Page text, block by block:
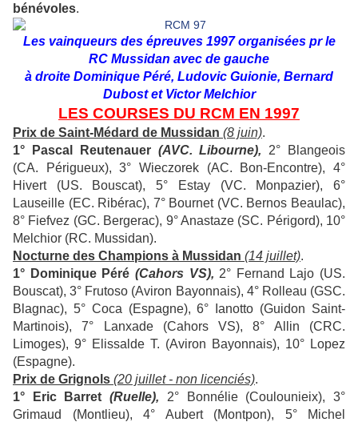
bénévoles.
Les vainqueurs des épreuves 1997 organisées pr le
RC Mussidan avec de gauche
à droite Dominique Péré, Ludovic Guionie, Bernard
Dubost et Victor Melchior
LES COURSES DU RCM EN 1997
Prix de Saint-Médard de Mussidan (8 juin).
1° Pascal Reutenauer(AVC. Libourne), 2° Blangeois
(CA. Périgueux), 3° Wieczorek (AC. Bon-Encontre), 4°
Hivert (US. Bouscat), 5° Estay (VC. Monpazier), 6°
Lauseille (EC. Ribérac), 7° Bournet (VC. Bernos Beaulac),
8° Fiefvez (GC. Bergerac), 9° Anastaze (SC. Périgord), 10°
Melchior (RC. Mussidan).
Nocturne des Champions à Mussidan (14 juillet).
1° Dominique Péré (Cahors VS), 2° Fernand Lajo (US.
Bouscat), 3° Frutoso (Aviron Bayonnais), 4° Rolleau (GSC.
Blagnac), 5° Coca (Espagne), 6° Ianotto (Guidon Saint-
Martinois), 7° Lanxade (Cahors VS), 8° Allin (CRC.
Limoges), 9° Elissalde T. (Aviron Bayonnais), 10° Lopez
(Espagne).
Prix de Grignols (20 juillet - non licenciés).
1° Eric Barret (Ruelle), 2° Bonnélie (Coulounieix), 3°
Grimaud (Montlieu), 4° Aubert (Montpon), 5° Michel